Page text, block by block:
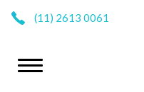
(11) 2613 0061